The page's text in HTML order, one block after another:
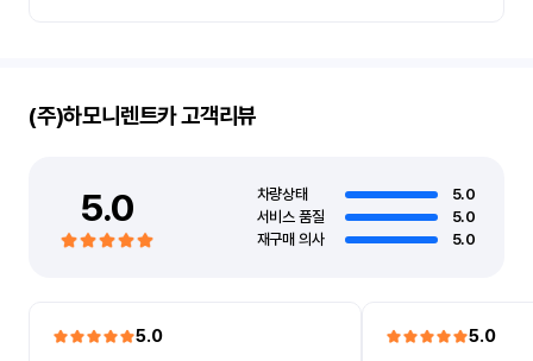
(주)하모니렌트카고객리뷰
5.0 차량상태
5.0
서비스 품질
5.0
재구매 의사
5.0
5.0 5.0